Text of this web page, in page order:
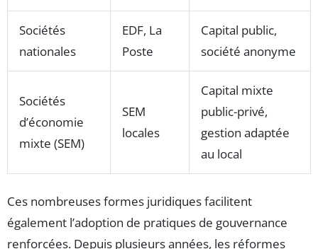
Sociétés
nationales
EDF, La
Poste
Capital public,
société anonyme
Sociétés
d’économie
mixte (SEM)
SEM
locales
Capital mixte
public-privé,
gestion adaptée
au local
Ces nombreuses formes juridiques facilitent
également l’adoption de pratiques de gouvernance
renforcées. Depuis plusieurs années, les réformes